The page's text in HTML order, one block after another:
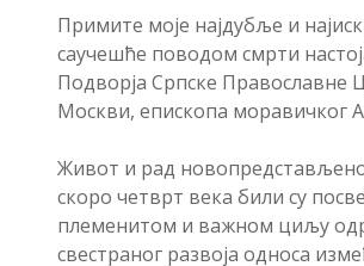
Примите моје најдубље и
саучешће поводом смрти
Подворја Српске Православне
Москви, епископа моравичког
Живот и рад
скоро четврт века били су
племенитом и важном циљу
свестраног развоја односа